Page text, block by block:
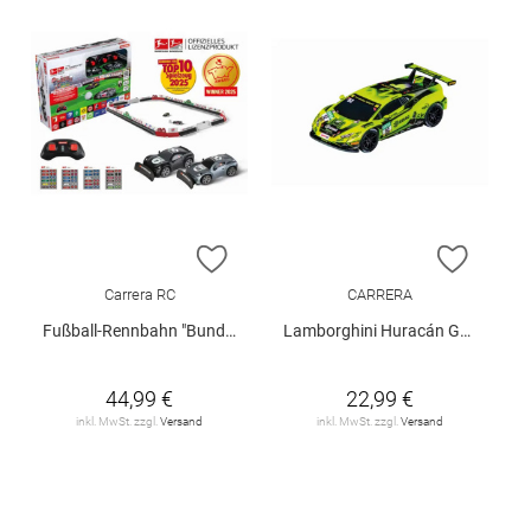
ZUR WUNSCHLISTE HINZUFÜGEN
Carrera RC
Fußball-Rennbahn "Bundesliga"
44,99 €
inkl. MwSt. zzgl. Versand
ZUR
CARRERA
Lamborghini Huracán GT3
22,99 €
inkl. MwSt. zzgl. Versand